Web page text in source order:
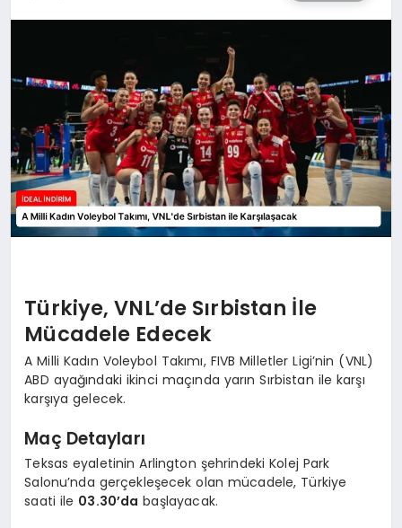
Türkiye, VNL’de Sırbistan İle
Mücadele Edecek
A Milli Kadın Voleybol Takımı, FIVB Milletler Ligi’nin (VNL)
ABD ayağındaki ikinci maçında yarın Sırbistan ile karşı
karşıya gelecek.
Maç Detayları
Teksas eyaletinin Arlington şehrindeki Kolej Park
Salonu’nda gerçekleşecek olan mücadele, Türkiye
saati ile 03.30’da başlayacak.